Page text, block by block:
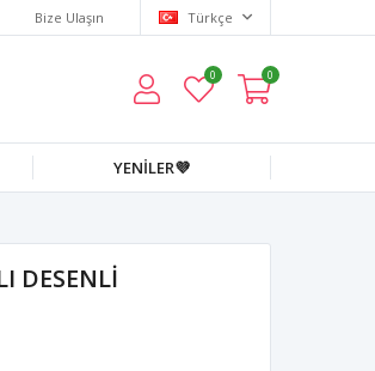
Bize Ulaşın Türkçe
0 0
YENİLER💜
DESENLİ